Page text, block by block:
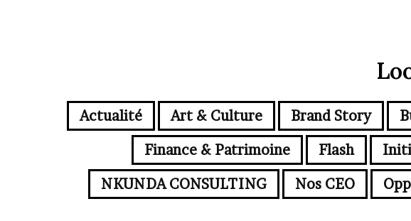
Actualité Art & Culture Brand Story
Finance & Patrimoine
Flash
NKUNDA CONSULTING
Nos CEO